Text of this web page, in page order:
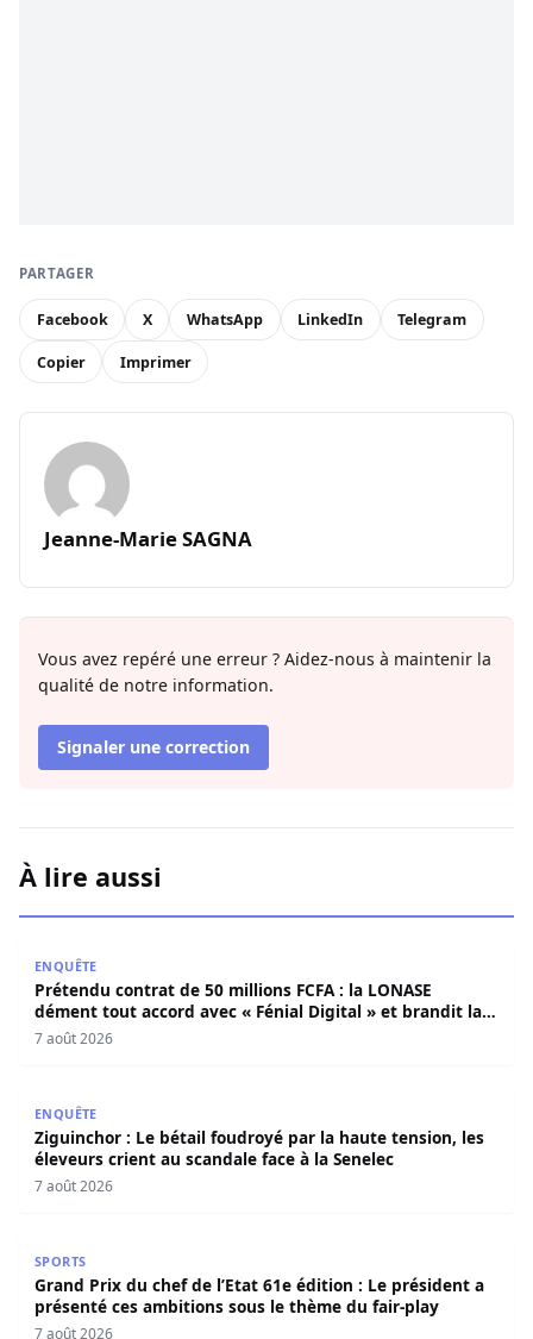
PARTAGER
Facebook X WhatsApp LinkedIn Telegram
Copier Imprimer
Jeanne-Marie SAGNA
Vous avez repéré une erreur ? Aidez-nous à maintenir la
qualité de notre information.
Signaler une correction
À lire aussi
ENQUÊTE
Prétendu contrat de 50 millions FCFA : la LONASE
dément tout accord avec « Fénial Digital » et brandit la
menace de poursuites
7 août 2026
ENQUÊTE
Ziguinchor : Le bétail foudroyé par la haute tension, les
éleveurs crient au scandale face à la Senelec
7 août 2026
SPORTS
Grand Prix du chef de l’Etat 61e édition : Le président a
présenté ces ambitions sous le thème du fair-play
7 août 2026